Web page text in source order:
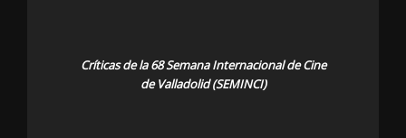
Críticas de la 68 Semana Internacional de Cine
de Valladolid (SEMINCI)